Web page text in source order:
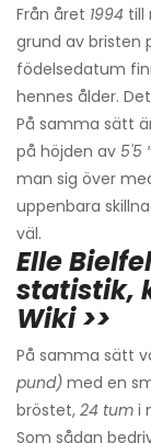
Från året 1994 till
grund av bristen
födelsedatum
hennes ålder.
På samma sätt
på höjden av 5'5
man sig över
uppenbara
väl.
Elle
statistik,
Wiki >>
På samma sätt
pund) med en
bröstet, 24 tum i
Som sådan